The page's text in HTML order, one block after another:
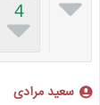

4

سعید مرادی